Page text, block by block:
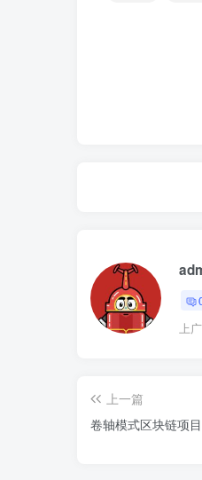
上
上一篇
卷轴模式区块链项目